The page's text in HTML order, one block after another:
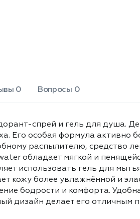
формула
гель для
для
дизайн
В
- 150
0 Вопросы 0
спрей и гель для душа.
Его особая формула активно
распылителю, средство
обладает мягкой и
использовать гель для
кожу более увлажнённой и
бодрости и комфорта.
дизайн делает его отличным